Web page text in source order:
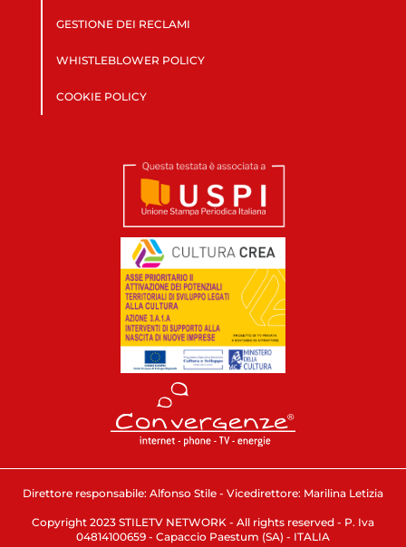
GESTIONE DEI RECLAMI
WHISTLEBLOWER POLICY
COOKIE POLICY
Direttore responsabile: Alfonso Stile - Vicedirettore: Marilina Letizia
Copyright 2023 STILETV NETWORK - All rights reserved - P. Iva
04814100659 - Capaccio Paestum (SA) - ITALIA